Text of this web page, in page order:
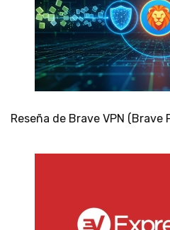
Reseña de Brave VPN (Brave